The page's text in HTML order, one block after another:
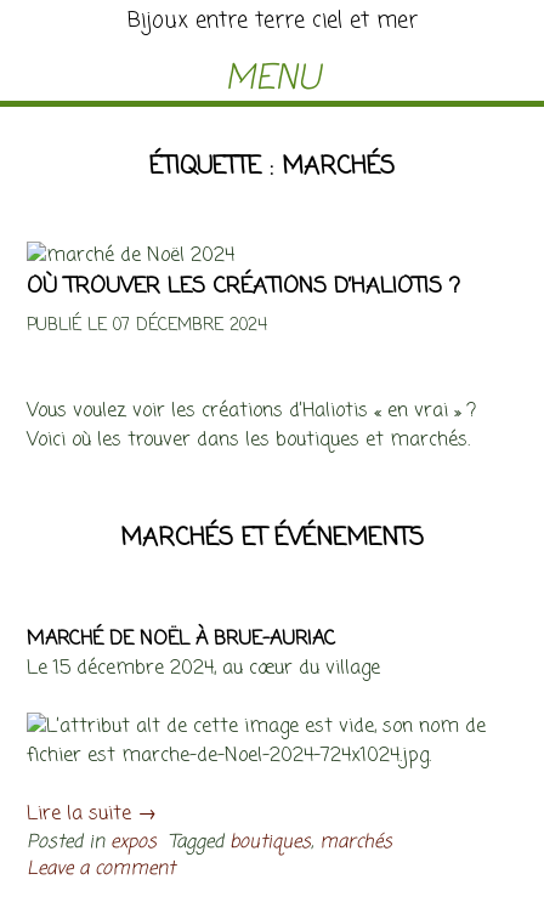
Bijoux entre terre ciel et mer
MENU
ÉTIQUETTE : MARCHÉS
OÙ TROUVER LES CRÉATIONS D’HALIOTIS ?
PUBLIÉ LE 07 DÉCEMBRE 2024
Vous voulez voir les créations d’Haliotis « en vrai » ?
Voici où les trouver dans les boutiques et marchés.
MARCHÉS ET ÉVÉNEMENTS
MARCHÉ DE NOËL À BRUE-AURIAC
Le 15 décembre 2024, au cœur du village
Lire la suite →
Posted in expos Tagged boutiques, marchés
Leave a comment